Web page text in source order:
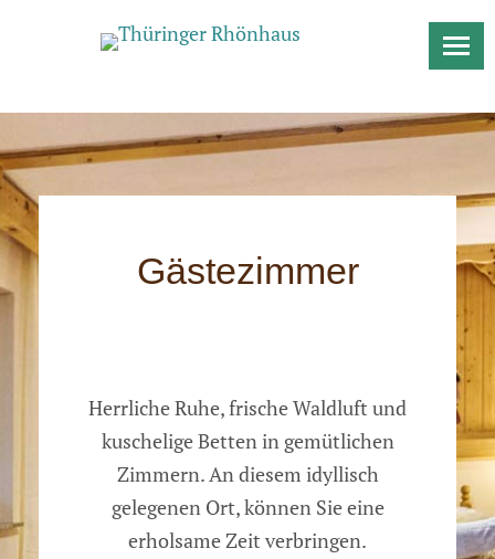
Gästezimmer
Herrliche Ruhe, frische Waldluft und
kuschelige Betten in gemütlichen
Zimmern. An diesem idyllisch
gelegenen Ort, können Sie eine
erholsame Zeit verbringen.